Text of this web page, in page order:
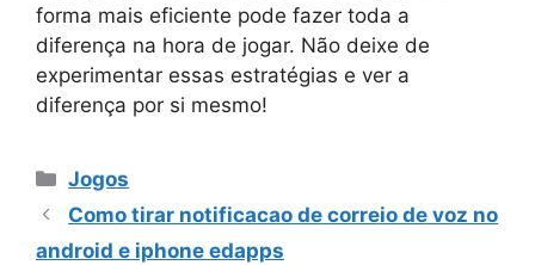
forma mais eficiente pode fazer toda a
diferença na hora de jogar. Não deixe de
experimentar essas estratégias e ver a
diferença por si mesmo!
Categorias
Jogos
Como tirar notificacao de correio de voz no
android e iphone edapps